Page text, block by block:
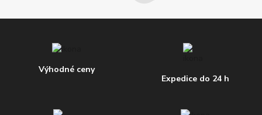
Výhodné ceny
Expedice do 24 h